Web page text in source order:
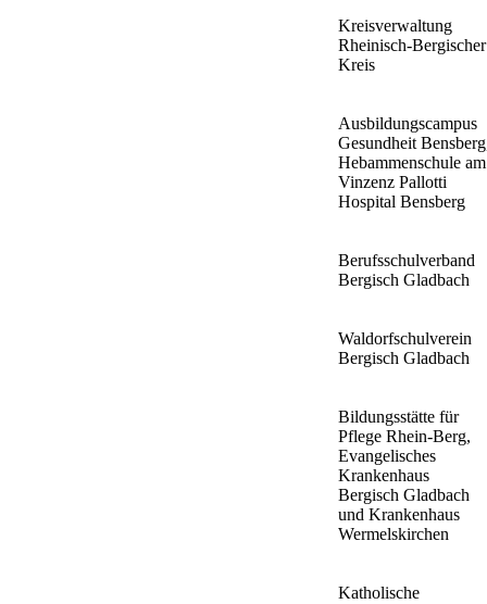
Kreisverwaltung
Rheinisch-Bergischer
Kreis
Ausbildungscampus
Gesundheit
Hebammenschule am
Vinzenz Pallotti
Hospital Bensberg
Berufsschulverband
Bergisch Gladbach
Waldorfschulverein
Bergisch Gladbach
Bildungsstätte für
Pflege Rhein-Berg,
Evangelisches
Krankenhaus
Bergisch Gladbach
und Krankenhaus
Wermelskirchen
Katholische